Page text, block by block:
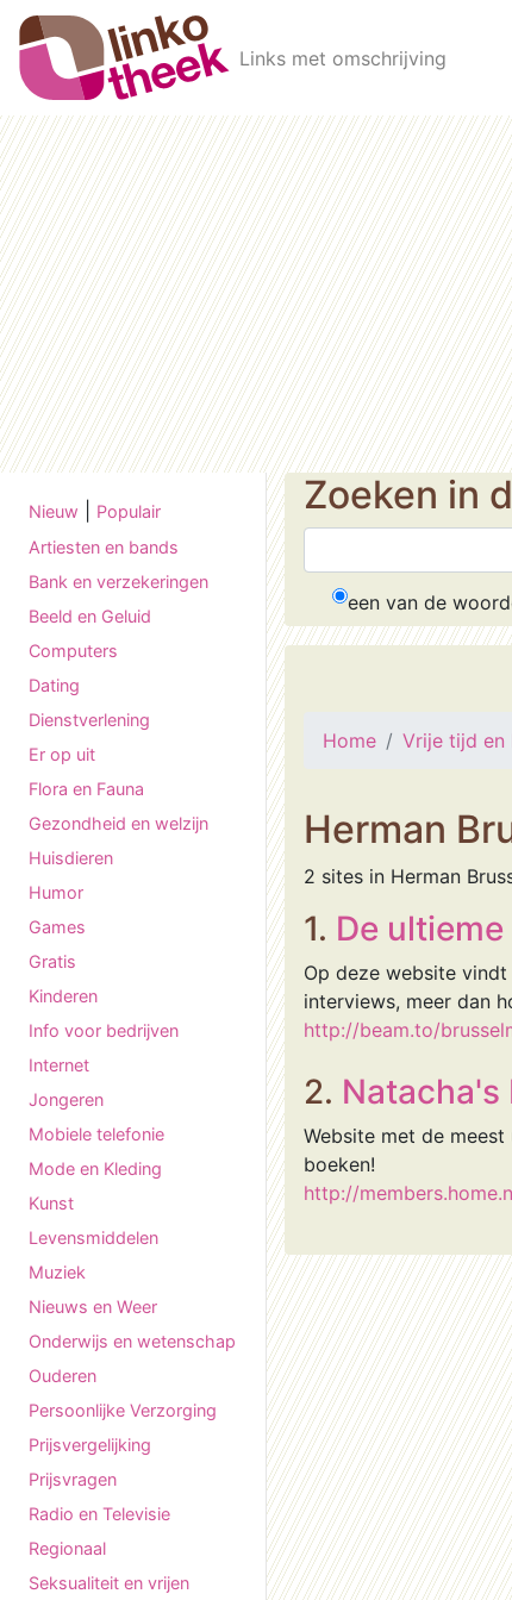
Skip to main content
Links met omschrijving
Nieuw
Populair
Artiesten en bands
Bank en verzekeringen
Beeld en Geluid
Computers
Dating
Dienstverlening
Er op uit
Flora en Fauna
Gezondheid en welzijn
Huisdieren
Humor
Games
Gratis
Kinderen
Info voor bedrijven
Internet
Jongeren
Mobiele telefonie
Mode en Kleding
Kunst
Levensmiddelen
Muziek
Nieuws en Weer
Onderwijs en wetenschap
Ouderen
Persoonlijke Verzorging
Prijsvergelijking
Prijsvragen
Radio en Televisie
Regionaal
Seksualiteit en vrijen
Zoeken in
een van de
Home Vrije tijd en
Herman
2 sites in Herman
1. De
Op deze website
interviews, meer dan
http://beam.to/
2. Natacha's
Website met de
boeken!
http://